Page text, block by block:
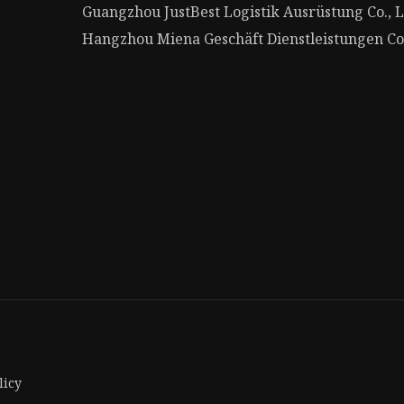
Guangzhou JustBest Logistik Ausrüstung Co.,
Hangzhou Miena Geschäft Dienstleistungen